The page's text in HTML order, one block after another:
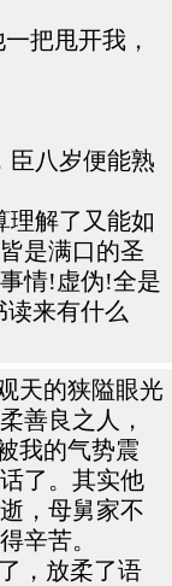
把甩开我，
臣八岁便能熟
理解了又能如
是满口的圣
情!虚伪!全是
来有什么
天的狭隘眼光
善良之人，
我的气势震
了。其实他
，母舅家不
辛苦。
，放柔了语